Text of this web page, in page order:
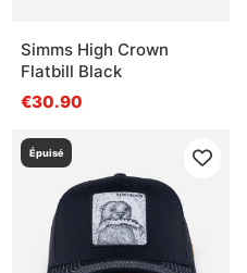
Simms High Crown
Flatbill Black
€30.90
Épuisé